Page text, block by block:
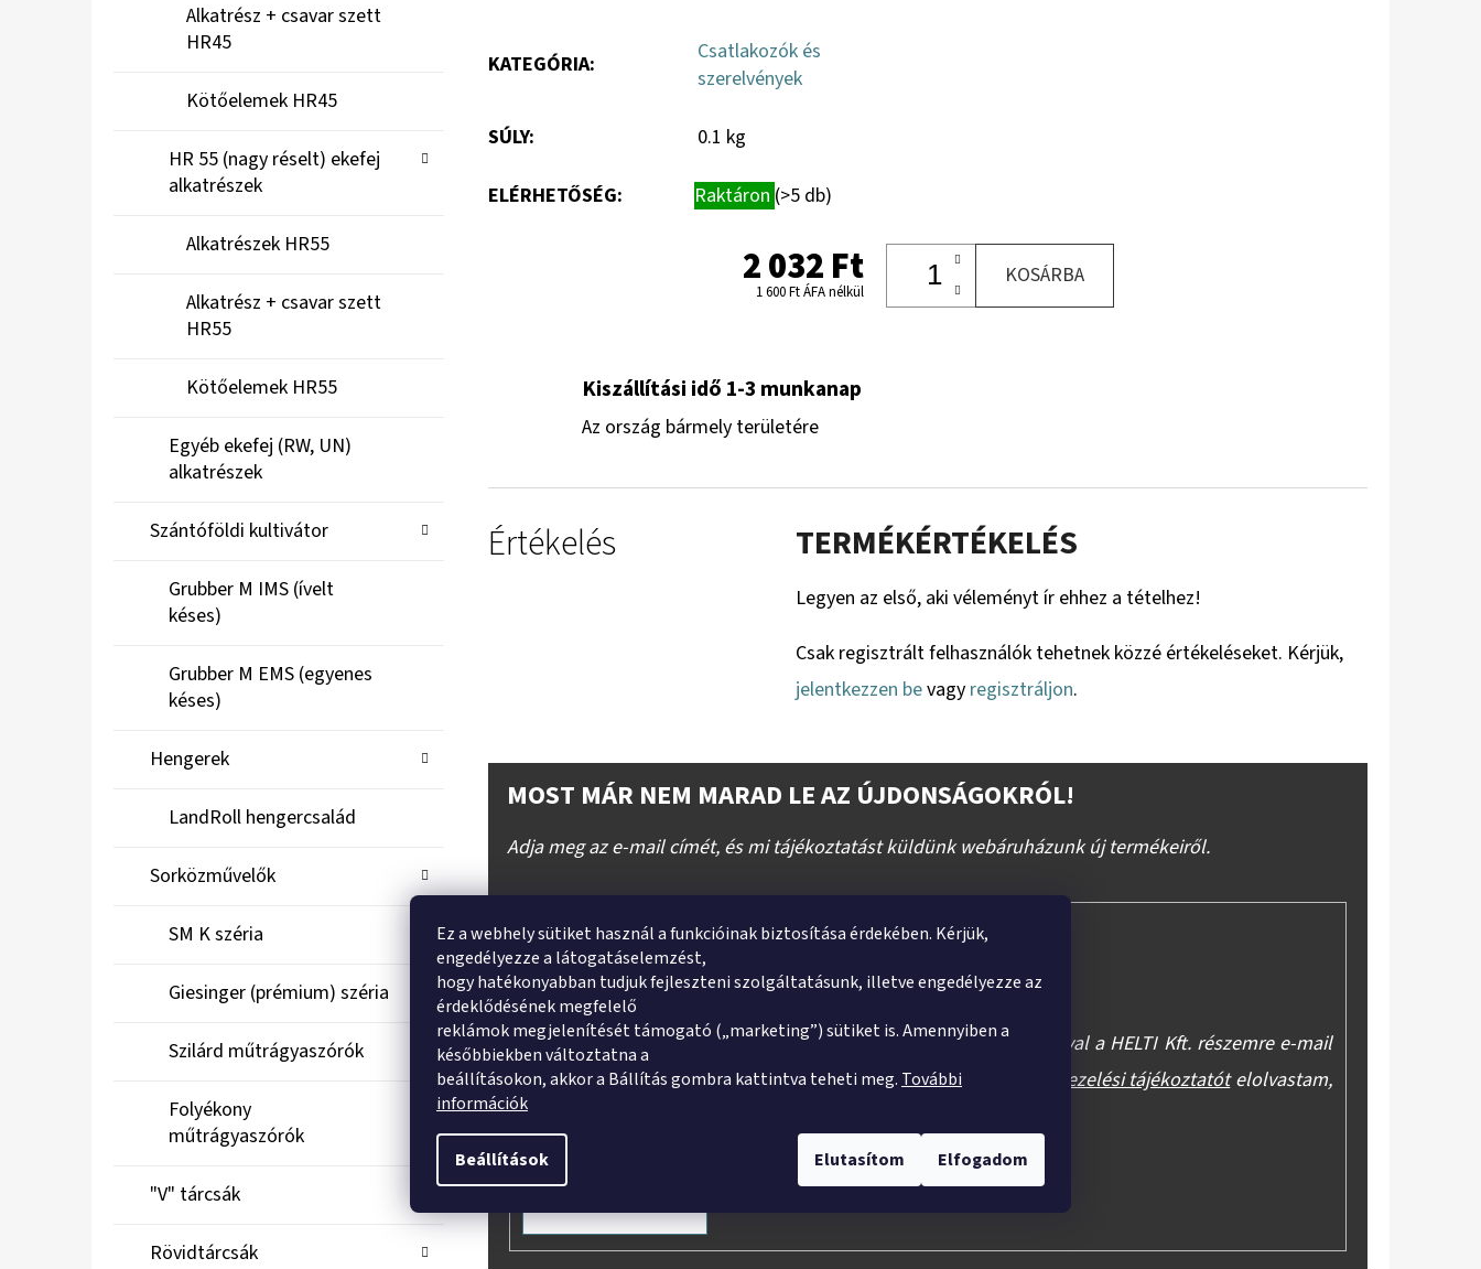
Ez a webhely sütiket használ a funkcióinak biztosítása érdekében. Kérjük,
engedélyezze a látogatáselemzést,
hogy hatékonyabban tudjuk fejleszteni szolgáltatásunk, illetve engedélyezze az
érdeklődésének megfelelő
reklámok megjelenítését támogató („marketing”) sütiket is. Amennyiben a
későbbiekben változtatna a
beállításokon, akkor a Bállítás gombra kattintva teheti meg. További
információk
Beállítások Elutasítom Elfogadom
Alkatrész + csavar szett
HR45
Kötőelemek HR45
HR 55 (nagy réselt) ekefej
alkatrészek
Alkatrészek HR55
Alkatrész + csavar szett
HR55
Kötőelemek HR55
Egyéb ekefej (RW, UN)
alkatrészek
Szántóföldi kultivátor
Grubber M IMS (ívelt
késes)
Grubber M EMS (egyenes
késes)
Hengerek
LandRoll hengercsalád
Sorközművelők
SM K széria
Giesinger (prémium) széria
Szilárd műtrágyaszórók
Folyékony
műtrágyaszórók
"V" tárcsák
Rövidtárcsák
KATEGÓRIA:
Csatlakozók és
szerelvények
SÚLY: 0.1 kg
ELÉRHETŐSÉG: Raktáron (>5 db)
2 032 Ft
1 600 Ft ÁFA nélkül
KOSÁRBA
Kiszállítási idő 1-3 munkanap
Az ország bármely területére
Értékelés TERMÉKÉRTÉKELÉS
Legyen az első, aki véleményt ír ehhez a tételhez!
Csak regisztrált felhasználók tehetnek közzé értékeléseket. Kérjük,
jelentkezzen bevagy regisztráljon.
MOST MÁR NEM MARAD LE AZ ÚJDONSÁGOKRÓL!
Adja meg az e-mail címét, és mi tájékoztatást küldünk webáruházunk új termékeiről.
E-mail
Hozzájárulok, hogy a nevem, illetve e-mail címem felhasználásával a HELTI Kft. részemre e-mail
útján hírleveleket, ajánlatokat küldjön. Kijelentem, hogy az
adatkezelési tájékoztatót elolvastam,
megértettem, hogy a hozzájárulásom bármikor visszavonhatom.